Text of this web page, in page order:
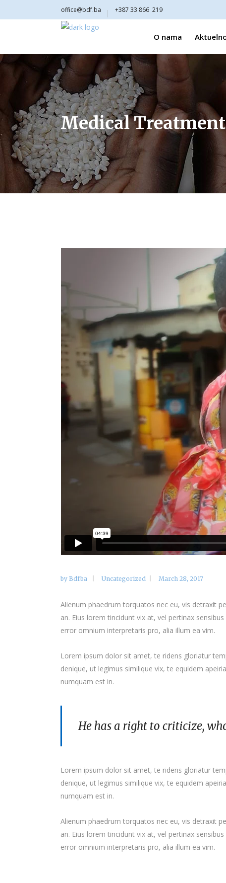
office@bdf.ba +387 33 866 219
O nama
Medical Treatment
by Bdfba Uncategorized March 28, 2017
Alienum phaedrum torquatos nec eu, vis detraxit
an. Eius lorem tincidunt vix at, vel pertinax
error omnium interpretaris pro, alia illum ea vim.
Lorem ipsum dolor sit amet, te ridens gloriatur
denique, ut legimus similique vix, te equidem
numquam est in.
He has a right to criticize,
Lorem ipsum dolor sit amet, te ridens gloriatur
denique, ut legimus similique vix, te equidem
numquam est in.
Alienum phaedrum torquatos nec eu, vis detraxit
an. Eius lorem tincidunt vix at, vel pertinax
error omnium interpretaris pro, alia illum ea vim.